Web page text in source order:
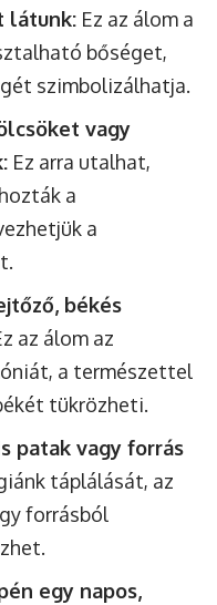
látunk: Ez az álom a
bőséget,
szimbolizálhatja.
vagy
Ez arra utalhat,
a
a
békés
az álom az
a természettel
tükrözheti.
patak vagy forrás
táplálását, az
forrásból
egy napos,